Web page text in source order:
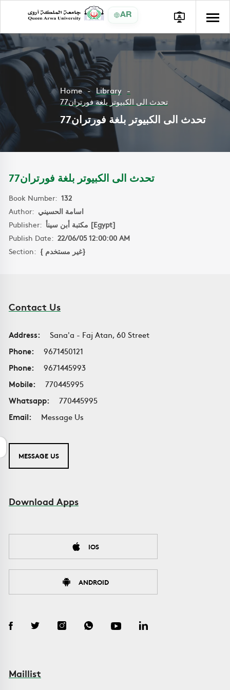
AR
Home
Library
تحدث الى الكبيوتر بلغة فورتران77
تحدث الى الكبيوتر بلغة فورتران77
تحدث الى الكبيوتر بلغة فورتران77
Book Number: 132
Author: اسامة الحسيني
Publisher:
مكتبة أبن سينأ [Egypt]
Publish Date: 22/06/05 12:00:00 AM
Section:
{ غير مستخدم}
Contact Us
Address:
Sana'a - Faj Atan, 60 Street
Phone:
9671450121
Phone:
9671445993
Mobile:
770445995
Whatsapp:
770445995
Email:
Message Us
MESSAGE US
Download Apps
IOS
ANDROID
Maillist